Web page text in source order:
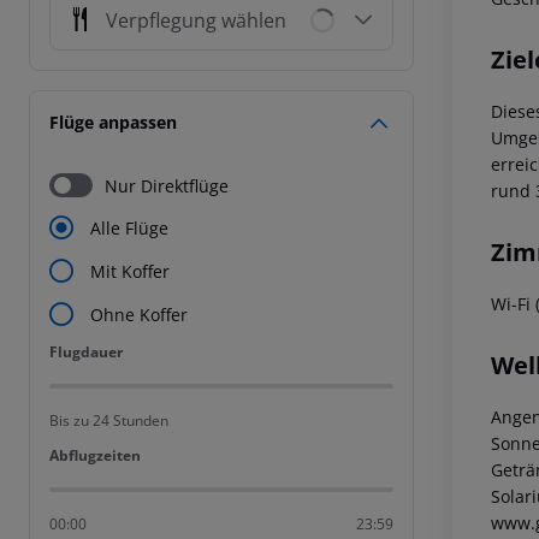
Verpflegung wählen
Flüge anpassen
Nur Direktflüge
Alle Flüge
Mit Koffer
Ohne Koffer
Flugdauer
Flugdauer
Bis zu 24 Stunden
Abflugzeiten
Abflugzeiten
00:00 23:59
rund
Wi-Fi